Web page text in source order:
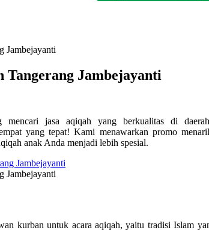
Jambejayanti
Tangerang Jambejayanti
jasa aqiqah yang berkualitas di
yang tepat! Kami menawarkan promo
anak Anda menjadi lebih spesial.
Jambejayanti
kurban untuk acara aqiqah, yaitu tradisi Islam